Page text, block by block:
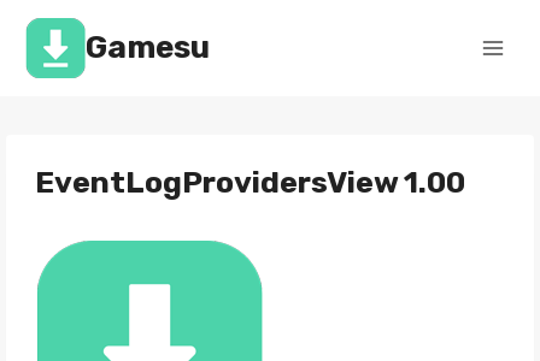
Перейти
содержимомуGamesu
EventLogProvidersView 1.00